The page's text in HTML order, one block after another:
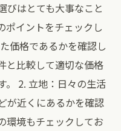
びはとても大事なこと
ポイントをチェックし
価格であるかを確認し
と比較して適切な価格
。 2. 立地：日々の生活
が近くにあるかを確認
環境もチェックしてお